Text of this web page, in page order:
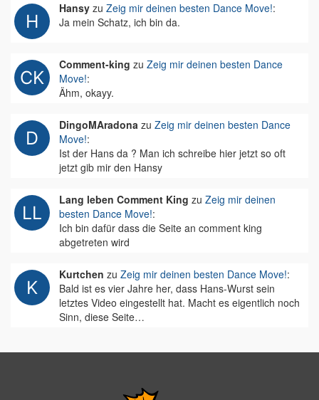
Hansy zu Zeig mir deinen besten Dance Move!:
Ja mein Schatz, ich bin da.
Comment-king zu Zeig mir deinen besten Dance
Move!:
Ähm, okayy.
DingoMAradona zu Zeig mir deinen besten Dance
Move!:
Ist der Hans da ? Man ich schreibe hier jetzt so oft
jetzt gib mir den Hansy
Lang leben Comment King zu Zeig mir deinen
besten Dance Move!:
Ich bin dafür dass die Seite an comment king
abgetreten wird
Kurtchen zu Zeig mir deinen besten Dance Move!:
Bald ist es vier Jahre her, dass Hans-Wurst sein
letztes Video eingestellt hat. Macht es eigentlich noch
Sinn, diese Seite…